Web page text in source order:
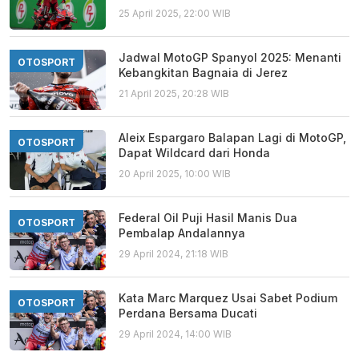
25 April 2025, 22:00 WIB
OTOSPORT
Jadwal MotoGP Spanyol 2025: Menanti
Kebangkitan Bagnaia di Jerez
21 April 2025, 20:28 WIB
OTOSPORT
Aleix Espargaro Balapan Lagi di MotoGP,
Dapat Wildcard dari Honda
20 April 2025, 10:00 WIB
OTOSPORT
Federal Oil Puji Hasil Manis Dua
Pembalap Andalannya
29 April 2024, 21:18 WIB
OTOSPORT
Kata Marc Marquez Usai Sabet Podium
Perdana Bersama Ducati
29 April 2024, 14:00 WIB